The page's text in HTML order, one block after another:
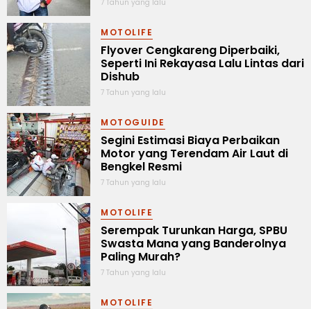
7 Tahun yang lalu
MOTOLIFE
Flyover Cengkareng Diperbaiki,
Seperti Ini Rekayasa Lalu Lintas dari
Dishub
7 Tahun yang lalu
MOTOGUIDE
Segini Estimasi Biaya Perbaikan
Motor yang Terendam Air Laut di
Bengkel Resmi
7 Tahun yang lalu
MOTOLIFE
Serempak Turunkan Harga, SPBU
Swasta Mana yang Banderolnya
Paling Murah?
7 Tahun yang lalu
MOTOLIFE